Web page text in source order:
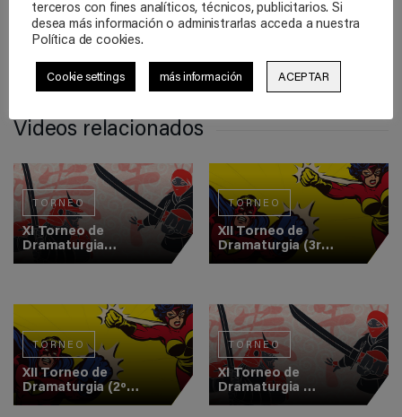
Grabado y realizado por
Videos relacionados
TORNEO
XI Torneo de
Dramaturgia
(Semifinal 1)
TORNEO
XII Torneo de
Dramaturgia (3r
Combate)
TORNEO
XII Torneo de
Dramaturgia (2º
Combate)
TORNEO
XI Torneo de
Dramaturgia
(Final)
terceros con fines analíticos, técnicos, publicitarios. Si
desea más información o administrarlas acceda a nuestra
Política de cookies.
Cookie settings más información ACEPTAR